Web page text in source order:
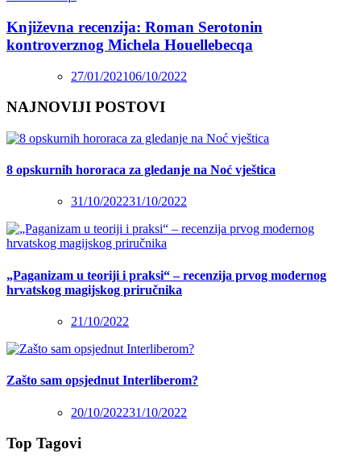
Književna recenzija: Roman Serotonin
kontroverznog Michela Houellebecqa
27/01/202106/10/2022
NAJNOVIJI POSTOVI
8 opskurnih hororaca za gledanje na Noć vještica
31/10/202231/10/2022
„Paganizam u teoriji i praksi“ – recenzija prvog modernog
hrvatskog magijskog priručnika
21/10/2022
Zašto sam opsjednut Interliberom?
20/10/202231/10/2022
Top Tagovi